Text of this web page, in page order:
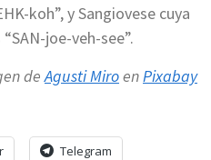
koh”, y Sangiovese cuya
joe-veh-see”.
deAgusti MiroenPixabay
Telegram